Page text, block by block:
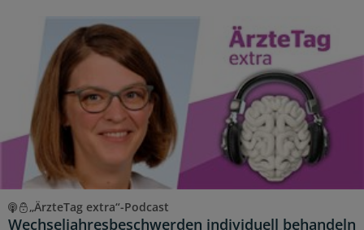
„ÄrzteTag extra“-Podcast
Wechseljahresbeschwerden individuell behandeln